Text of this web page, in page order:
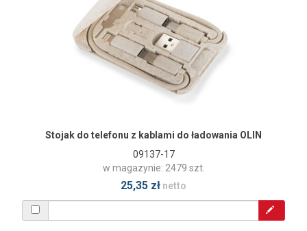
Stojak do telefonu z kablami do ładowania OLIN
09137-17
w magazynie: 2479 szt.
25,35 zł netto